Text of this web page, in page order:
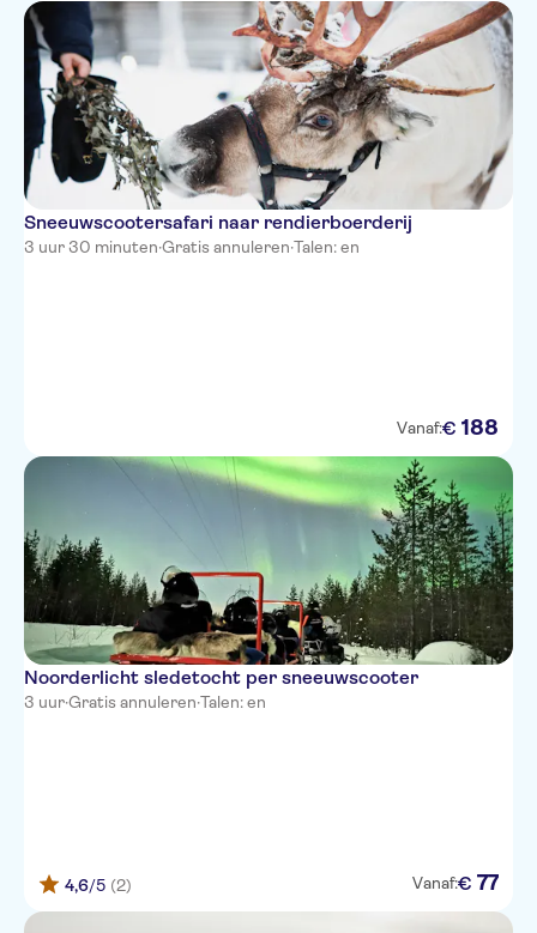
Sneeuwscootersafari naar rendierboerderij
3 uur 30 minuten·Gratis annuleren·Talen: en
Vanaf:€ 188
Noorderlicht sledetocht per sneeuwscooter
3 uur·Gratis annuleren·Talen: en
4,6/5 (2) Vanaf:€ 77